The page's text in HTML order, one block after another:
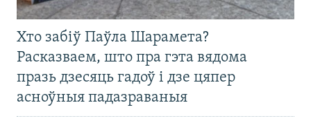
Хто забіў Паўла Шарамета?
Расказваем, што пра гэта вядома
празь дзесяць гадоў і дзе цяпер
асноўныя падазраваныя